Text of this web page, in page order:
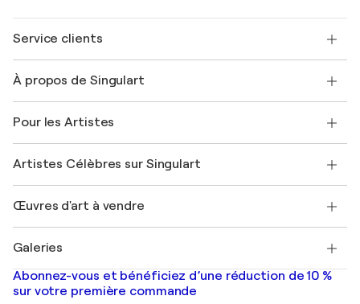
Service clients
Expédition
Offrir une carte cadeau
Rejoignez notre programme commercial
Mon compte
+33 1 76 44 06 42
À propos de Singulart
FAQ
Magazine Singulart
Emplois
Découvrez une sélection d'art original
Pour les Artistes
Se connecter en tant qu'Artiste
Artistes Célèbres sur Singulart
Marc Chagall
Banksy
Mr. Brainwash
Shepard Fairey
Œuvres d'art à vendre
Tableaux abstraits à vendre
Peintures de paysage
Estampes
Galeries
Galeries d'art en France
Galeries d'art en Belgique
Abonnez-vous et bénéficiez d’une réduction de 10 %
sur votre première commande